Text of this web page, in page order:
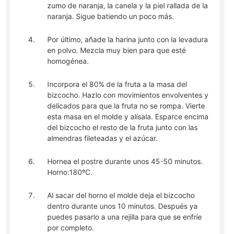
zumo de naranja, la canela y la piel rallada de la
naranja. Sigue batiendo un poco más.
Por último, añade la harina junto con la levadura
en polvo. Mezcla muy bien para que esté
homogénea.
Incorpora el 80% de la fruta a la masa del
bizcocho. Hazlo con movimientos envolventes y
delicados para que la fruta no se rompa. Vierte
esta masa en el molde y alísala. Esparce encima
del bizcocho el resto de la fruta junto con las
almendras fileteadas y el azúcar.
Hornea el postre durante unos 45-50 minutos.
Horno:180ºC.
Al sacar del horno el molde deja el bizcocho
dentro durante unos 10 minutos. Después ya
puedes pasarlo a una rejilla para que se enfríe
por completo.